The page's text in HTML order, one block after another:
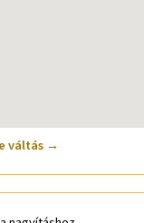
váltás →